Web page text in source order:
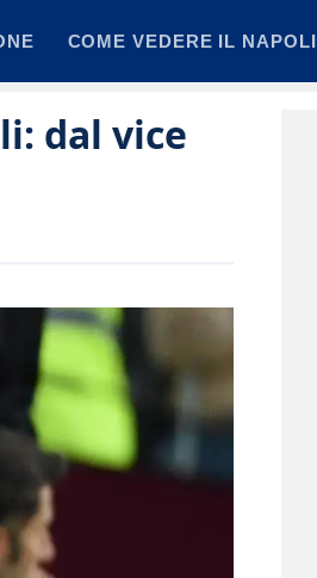
COME VEDERE IL NAPOLI
dal vice